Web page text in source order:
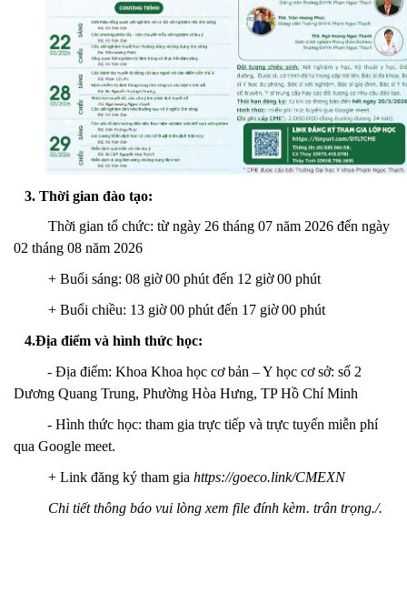
3. Thời gian đào tạo:
Thời gian tổ chức: từ ngày 26 tháng 07 năm 2026 đến ngày
02 tháng 08 năm 2026
+ Buổi sáng: 08 giờ 00 phút đến 12 giờ 00 phút
+ Buổi chiều: 13 giờ 00 phút đến 17 giờ 00 phút
4.Địa điểm và hình thức học:
- Địa điểm: Khoa Khoa học cơ bản – Y học cơ sở: số 2
Dương Quang Trung, Phường Hòa Hưng, TP Hồ Chí Minh
- Hình thức học: tham gia trực tiếp và trực tuyến miễn phí
qua Google meet.
+ Link đăng ký tham gia https://goeco.link/CMEXN
Chi tiết thông báo vui lòng xem file đính kèm. trân trọng./.